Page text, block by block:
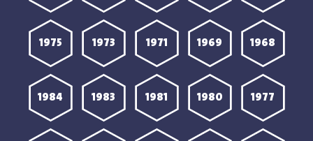
1968
1969
1971
1973
1975
1977
1980
1981
1983
1984